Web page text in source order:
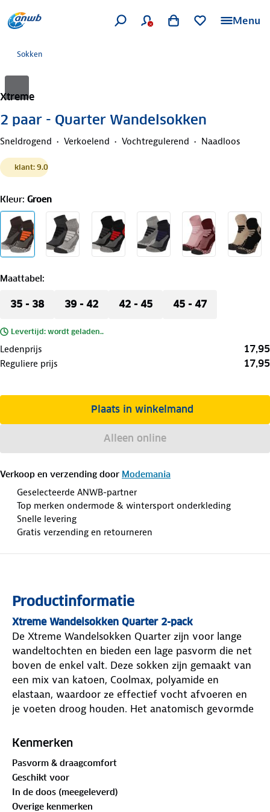
Menu
Sokken
Xtreme
2 paar - Quarter Wandelsokken
Sneldrogend Verkoelend Vochtregulerend Naadloos
klant: 9.0
Kleur: Groen
Maattabel:
35 - 38 39 - 42 42 - 45 45 - 47
Levertijd: wordt geladen..
Ledenprijs 17,95
Reguliere prijs 17,95
Plaats in winkelmand
Alleen online
Verkoop en verzending door Modemania
Geselecteerde ANWB-partner
Top merken ondermode & wintersport onderkleding
Snelle levering
Gratis verzending en retourneren
Productinformatie
Xtreme Wandelsokken Quarter 2-pack
De Xtreme Wandelsokken Quarter zijn voor lange
wandeltochten en bieden een lage pasvorm die net
boven de enkel valt. Deze sokken zijn gemaakt van
een mix van katoen, Coolmax, polyamide en
elastaan, waardoor ze effectief vocht afvoeren en
je voeten droog houden. Het anatomisch gevormde
comfort, terwijl de badstof teen en hak blaren
wandelsokken zijn ademend en sneldrogend,
geschikt voor gebruik in verschillende
weersomstandigheden. De niet-knellende boord, het
Kenmerken
Pasvorm & draagcomfort
Geschikt voor
In de doos (meegeleverd)
Overige kenmerken